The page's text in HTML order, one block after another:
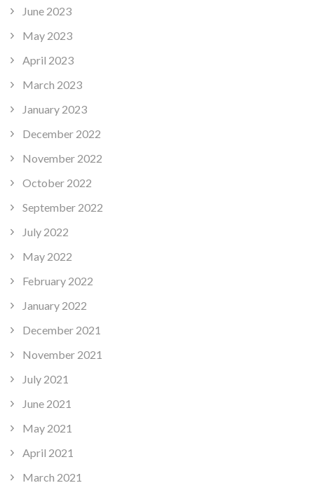
June 2023
May 2023
April 2023
March 2023
January 2023
December 2022
November 2022
October 2022
September 2022
July 2022
May 2022
February 2022
January 2022
December 2021
November 2021
July 2021
June 2021
May 2021
April 2021
March 2021